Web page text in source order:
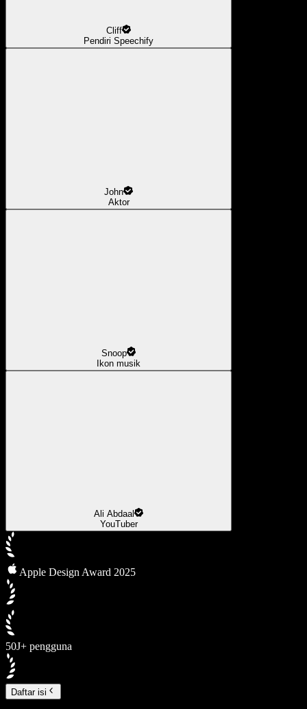
Cliff
Pendiri Speechify
John
Aktor
Snoop
Ikon musik
Ali Abdaal
YouTuber
Apple Design Award 2025
50J+ pengguna
Daftar isi